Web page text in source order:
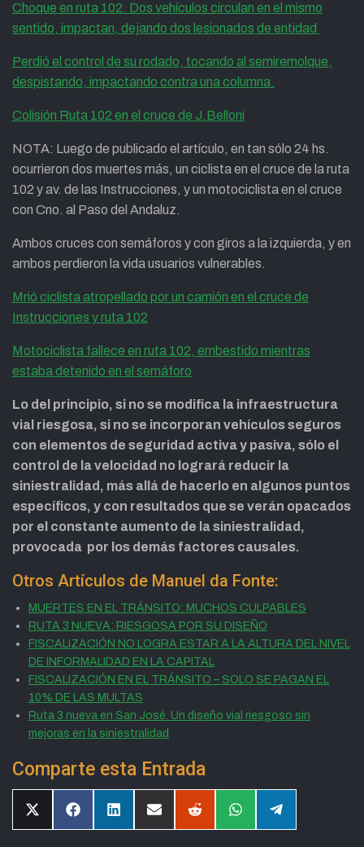
Choque en ruta 102. Dos vehículos circulan en el mismo
sentido, impactan, dejando dos lesionados de entidad
Perdió el control de su rodado, tocando al semiremolque,
despistando, impactando contra una columna.
Colisión Ruta 102 en el cruce de J.Belloni
NOTA: Luego de publicado el artículo, en tan sólo 24 hs.
ocurrieron dos muertes más, un ciclista en el cruce de la ruta
102 y av. de las Instrucciones, y un motociclista en el cruce
con Cno. al Paso del Andaluz.
Ambos cruces con semáforos y con giros a la izquierda, y en
ambos perdieron la vida usuarios vulnerables.
Mrió ciclista atropellado por un camión en el cruce de
Instrucciones y ruta 102
Motociclista fallece en ruta 102, embestido mientras
estaba detenido en el semáforo
Lo del principio, si no se modifica la infraestructura
vial riesgosa, si no se incorporan vehículos seguros
con elementos de seguridad activa y pasiva, sólo el
control de la velocidad no logrará reducir la
siniestralidad, más allá de hacerlo en algunos puntos
específicos, y con resultados que se verán opacados
por el constante aumento de la siniestralidad,
provocada por los demás factores causales.
Otros Artículos de Manuel da Fonte:
MUERTES EN EL TRÁNSITO: MUCHOS CULPABLES
RUTA 3 NUEVA: RIESGOSA POR SU DISEÑO
FISCALIZACIÓN NO LOGRA ESTAR A LA ALTURA DEL NIVEL
DE INFORMALIDAD EN LA CAPITAL
FISCALIZACIÓN EN EL TRÁNSITO – SOLO SE PAGAN EL
10% DE LAS MULTAS
Ruta 3 nueva en San José. Un diseño vial riesgoso sin
mejoras en la siniestralidad
Comparte esta Entrada
CompartirCompartirCompartirCompartirCompartirCompartirCompartir